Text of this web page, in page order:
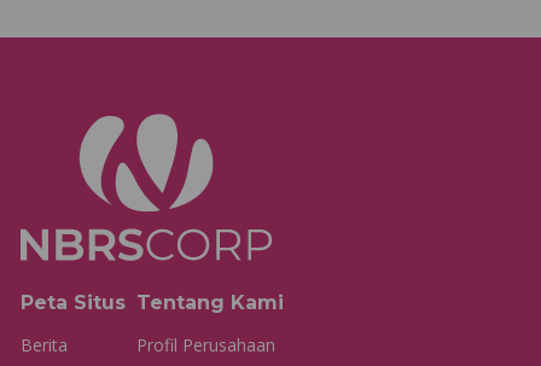
Peta Situs
Berita
Tentang Kami
Profil Perusahaan